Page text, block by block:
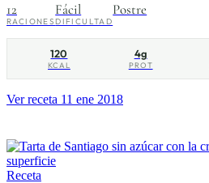
12
RACIONES
Fácil
DIFICULTAD
Postre
120
KCAL
4g
PROT
Ver receta 11 ene 2018
Receta